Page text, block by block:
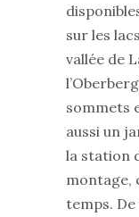
sur les
vallée de
sommets
aussi un
la station
montage,
temps.